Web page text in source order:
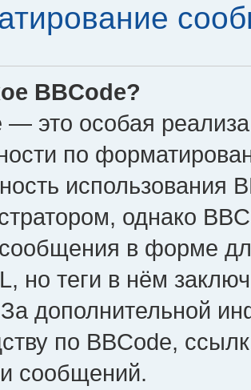
BBCode?
— это особая
по
использования
однако
в форме
но теги в нём
дополнительной
по BBCode,
сообщений.